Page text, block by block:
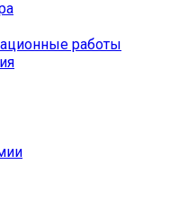
работы